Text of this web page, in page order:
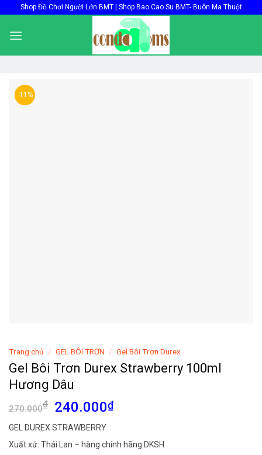
content
Shop Đồ Chơi Người Lớn BMT | Shop Bao Cao Su BMT- Buôn Ma Thuột
-11%
Trang chủ / GEL BÔI TRƠN / Gel Bôi Trơn Durex
Gel Bôi Trơn Durex Strawberry 100ml
Hương Dâu
270.000₫
Giá
gốc
là:
270.000₫.
240.000₫Giá
là:
GEL DUREX STRAWBERRY
Xuất xứ: Thái Lan – hàng chính hãng DKSH